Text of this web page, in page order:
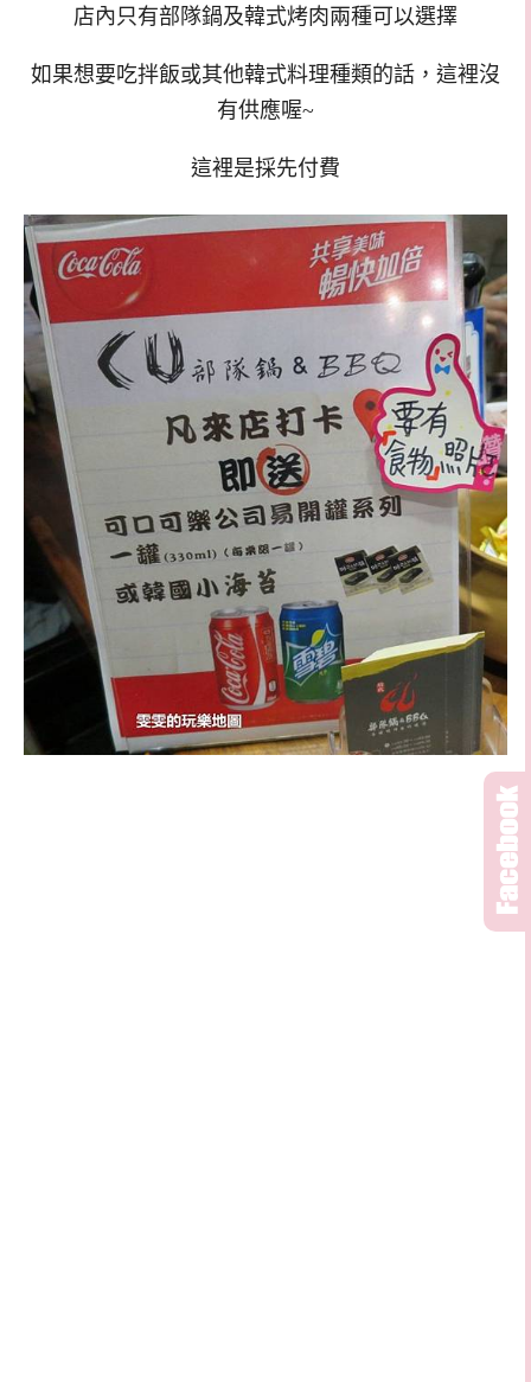
店內只有部隊鍋及韓式烤肉兩種可以選擇
如果想要吃拌飯或其他韓式料理種類的話，這裡沒
有供應喔~
這裡是採先付費